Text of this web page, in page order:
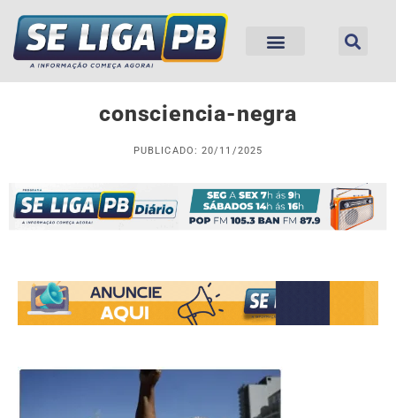
consciencia-negra
PUBLICADO: 20/11/2025